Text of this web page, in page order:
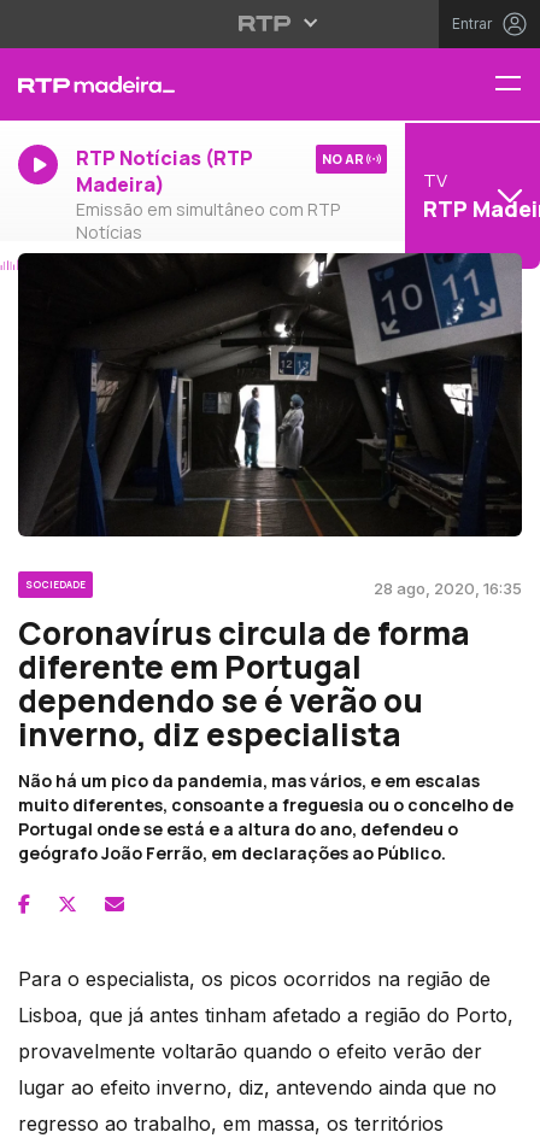
Entrar
RTP Notícias (RTP
Madeira)
Emissão em simultâneo com RTP
Notícias
NO AR
TV
RTP
SOCIEDADE 28 ago, 2020, 16:35
Coronavírus circula de forma
diferente em Portugal
dependendo se é verão ou
inverno, diz especialista
Não há um pico da pandemia, mas vários, e em escalas
muito diferentes, consoante a freguesia ou o concelho de
Portugal onde se está e a altura do ano, defendeu o
geógrafo João Ferrão, em declarações ao Público.
Para o especialista, os picos ocorridos na região de
Lisboa, que já antes tinham afetado a região do Porto,
provavelmente voltarão quando o efeito verão der
lugar ao efeito inverno, diz, antevendo ainda que no
regresso ao trabalho, em massa, os territórios